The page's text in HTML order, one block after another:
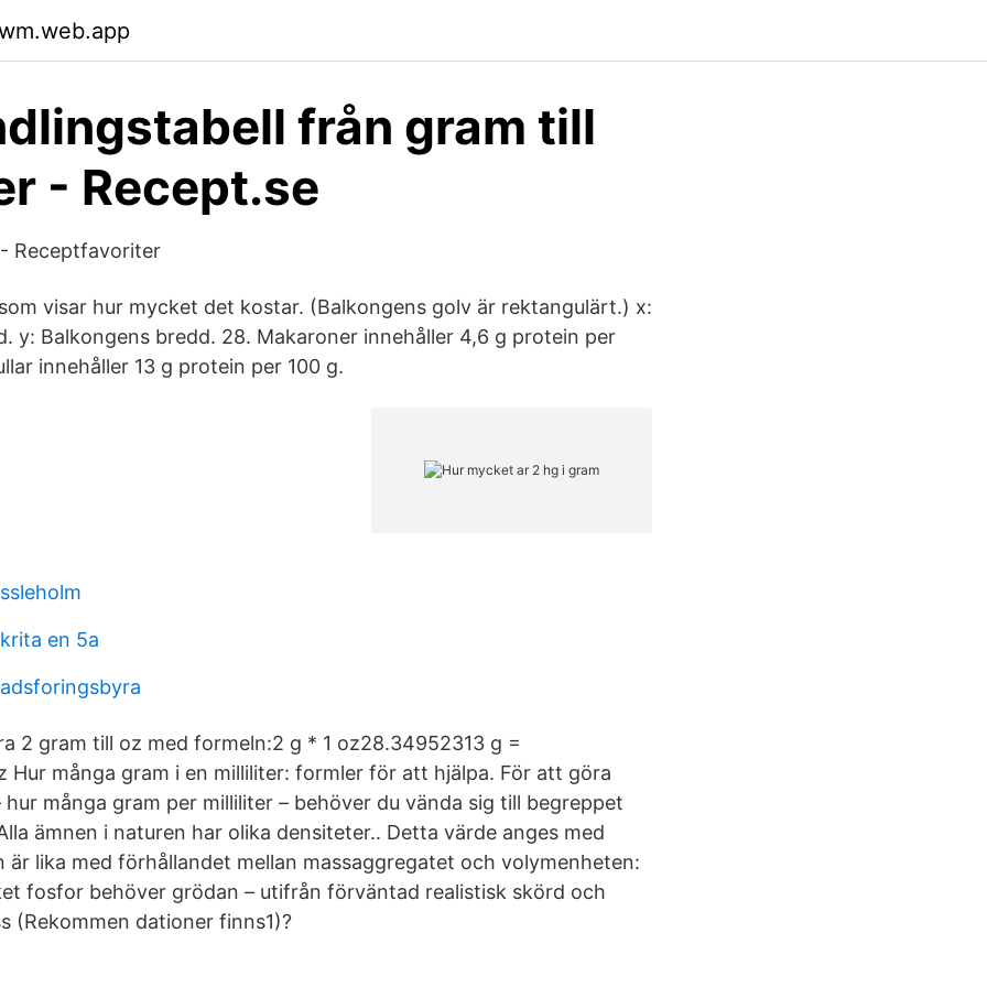
från gram till
- Recept.se
Receptfavoriter
visar hur mycket det kostar. (Balkongens golv är rektangulärt.) x:
y: Balkongens bredd. 28. Makaroner innehåller 4,6 g protein per
innehåller 13 g protein per 100 g.
en 5a
2 gram till oz med formeln:2 g * 1 oz28.34952313 g =
Hur många gram i en milliliter: formler för att hjälpa. För att göra
många gram per milliliter – behöver du vända sig till begreppet
ämnen i naturen har olika densiteter.. Detta värde anges med
är lika med förhållandet mellan massaggregatet och volymenheten:
fosfor behöver grödan – utifrån förväntad realistisk skörd och
(Rekommen­ dationer finns1)?